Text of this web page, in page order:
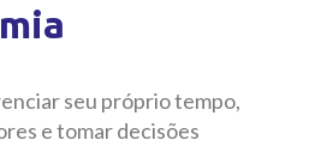
seu próprio tempo,
e tomar decisões